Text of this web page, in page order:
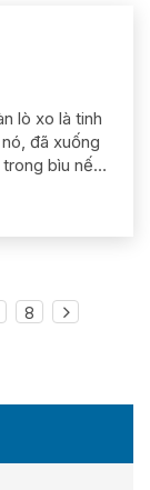
lò xo là tinh
đã xuống
bìu nếu
khám. 2.
Triệu
8